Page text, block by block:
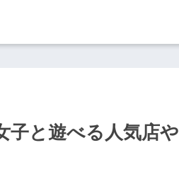
子と遊べる人気店や